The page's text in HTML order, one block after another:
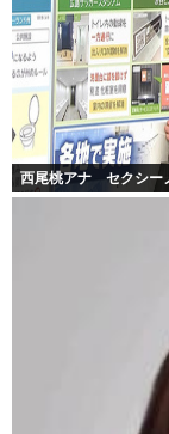
西尾桃アナ セクシー